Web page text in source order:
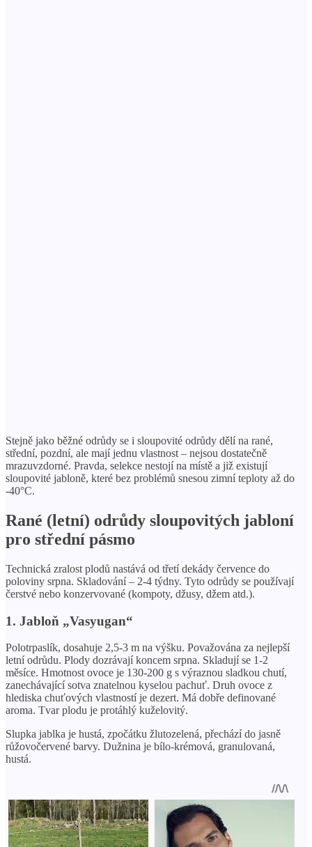
Stejně jako běžné odrůdy se i sloupovité odrůdy dělí na rané,
střední, pozdní, ale mají jednu vlastnost – nejsou dostatečně
mrazuvzdorné. Pravda, selekce nestojí na místě a již existují
sloupovité jabloně, které bez problémů snesou zimní teploty až do
-40°C.
Rané (letní) odrůdy sloupovitých jabloní
pro střední pásmo
Technická zralost plodů nastává od třetí dekády července do
poloviny srpna. Skladování – 2-4 týdny. Tyto odrůdy se používají
čerstvé nebo konzervované (kompoty, džusy, džem atd.).
1. Jabloň „Vasyugan“
Polotrpaslík, dosahuje 2,5-3 m na výšku. Považována za nejlepší
letní odrůdu. Plody dozrávají koncem srpna. Skladují se 1-2
měsíce. Hmotnost ovoce je 130-200 g s výraznou sladkou chutí,
zanechávající sotva znatelnou kyselou pachuť. Druh ovoce z
hlediska chuťových vlastností je dezert. Má dobře definované
aroma. Tvar plodu je protáhlý kuželovitý.
Slupka jablka je hustá, zpočátku žlutozelená, přechází do jasně
růžovočervené barvy. Dužnina je bílo-krémová, granulovaná,
hustá.